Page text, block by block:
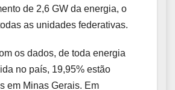
de 2,6 GW da energia, o
as unidades federativas.
os dados, de toda energia
no país, 19,95% estão
em Minas Gerais. Em